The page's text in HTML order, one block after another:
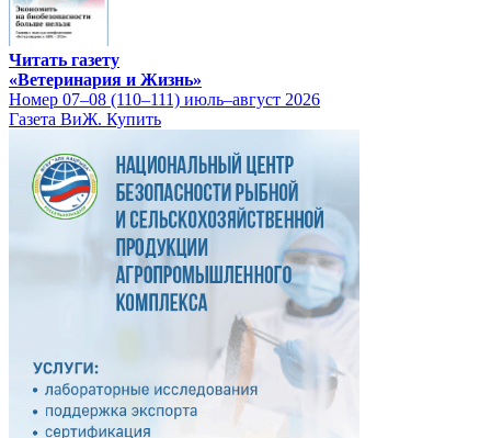
Читать газету
«Ветеринария и Жизнь»
Номер 07–08 (110–111) июль–август 2026
Газета ВиЖ. Купить